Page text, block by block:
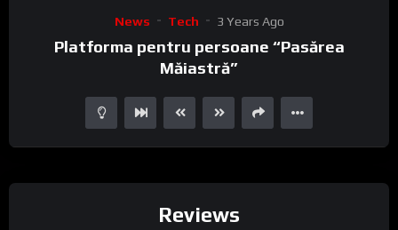
News Tech 3 Years Ago
Platforma pentru persoane “Pasărea
Măiastră”
Reviews